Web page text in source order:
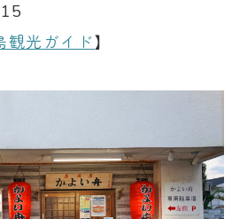
観光ガイド】